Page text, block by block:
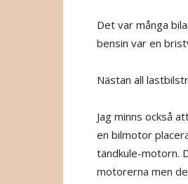
Det var många
bensin var en
Nästan all
Jag minns också
en bilmotor
tändkule-motorn.
motorerna men